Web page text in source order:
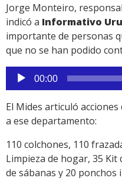
Jorge Monteiro,
indicó a Informativo
importante de personas
que no se han podido
Reproductor
de
audio
00:00
El Mides articuló
a ese departamento:
110 colchones, 110
Limpieza de hogar, 35
de sábanas y 20